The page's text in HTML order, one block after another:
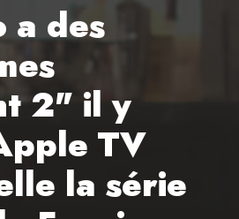
a des
2" il y
TV
la série